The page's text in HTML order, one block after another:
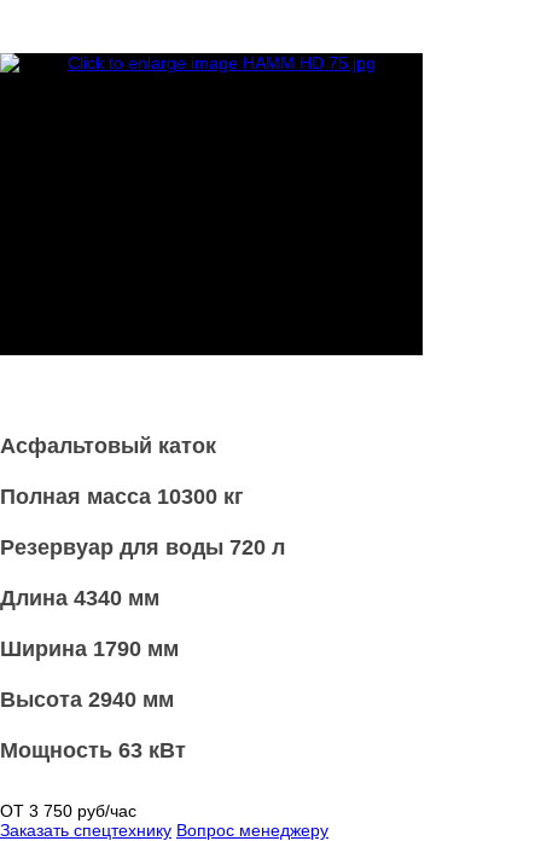
Асфальтовый каток
Полная масса 10300 кг
Резервуар для воды 720 л
Длина 4340 мм
Ширина 1790 мм
Высота 2940 мм
Мощность 63 кВт
ОТ 3 750 руб/час
Заказать спецтехнику Вопрос менеджеру